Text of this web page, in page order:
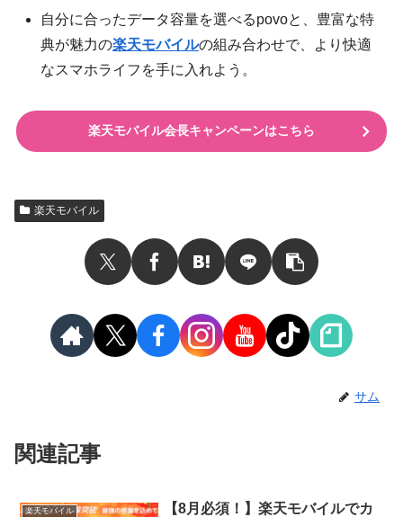
自分に合ったデータ容量を選べるpovoと、豊富な特
典が魅力の楽天モバイルの組み合わせで、より快適
なスマホライフを手に入れよう。
楽天モバイル会長キャンペーンはこちら
楽天モバイル
サム
関連記事
楽天モバイル
【8月必須！】楽天モバイルでカ